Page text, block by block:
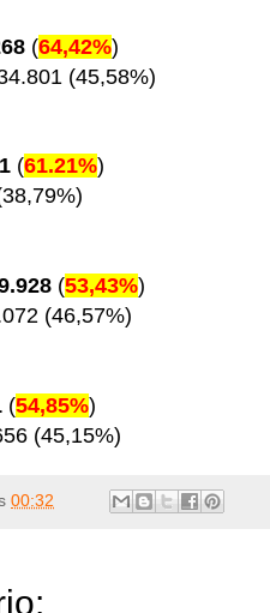
(64,42%)
(45,58%)
(61.21%)
(53,43%)
(46,57%)
(54,85%)
(45,15%)
00:32